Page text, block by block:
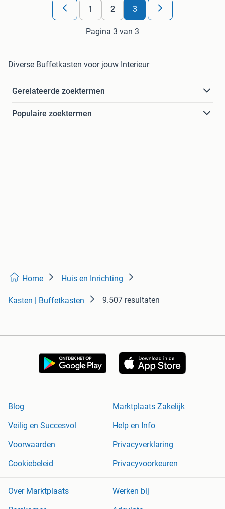
1 2 3
Pagina 3 van 3
Diverse Buffetkasten voor jouw Interieur
Gerelateerde zoektermen
Populaire zoektermen
Home Huis en Inrichting
Kasten | Buffetkasten 9.507 resultaten
Blog
Marktplaats Zakelijk
Veilig en Succesvol
Help en Info
Voorwaarden
Privacyverklaring
Cookiebeleid
Privacyvoorkeuren
Over Marktplaats
Werken bij